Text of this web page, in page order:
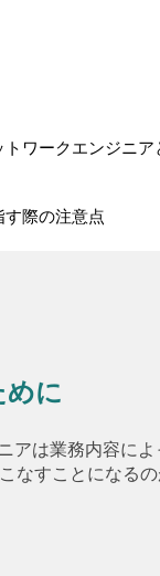
トワークエンジニ
際の注意点
に
アは業務内容に
なすことになる